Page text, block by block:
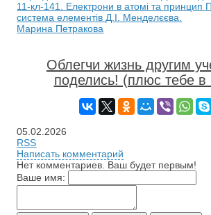
11-кл-141. Електрони в атомі та принцип
система елементів Д.І. Менделєєва.
Марина Петракова
Облегчи жизнь другим
поделись! (плюс тебе в
05.02.2026
RSS
Написать комментарий
Нет комментариев. Ваш будет первым!
Ваше имя: